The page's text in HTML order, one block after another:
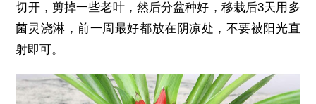
切开，剪掉一些老叶，然后分盆种好，移栽后3天用多
菌灵浇淋，前一周最好都放在阴凉处，不要被阳光直
射即可。